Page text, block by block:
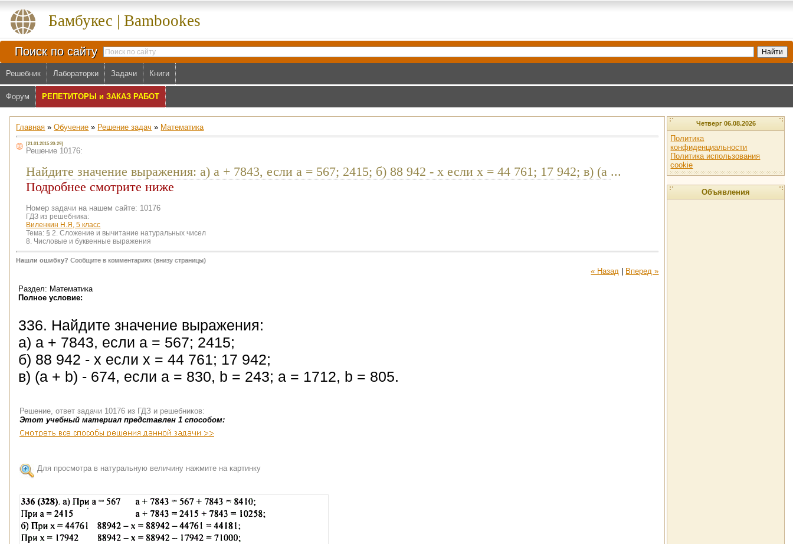
Бамбукес | Bambookes
Поиск по сайту
Решебник Лабораторки Задачи Книги
Форум РЕПЕТИТОРЫ и ЗАКАЗ РАБОТ
Главная »Обучение » Решение задач » Математика
[21.01.2015 20:29]
Решение 10176:
Найдите значение выражения: а) а + 7843, если a = 567; 2415; б) 88 942 - x если x = 44 761; 17 942; в) (a ...
Подробнее смотрите ниже
Номер задачи на нашем сайте: 10176
ГДЗ из решебника:
Виленкин Н.Я, 5 класс
Тема: § 2. Сложение и вычитание натуральных чисел
8. Числовые и буквенные выражения
Нашли ошибку? Сообщите в комментариях (внизу страницы)
« Назад
Вперед »
Раздел: Математика
Полное условие:
336. Найдите значение выражения:
а) а + 7843, если a = 567; 2415;
б) 88 942 - x если x = 44 761; 17 942;
в) (a + b) - 674, если a = 830, b = 243; a = 1712, b = 805.
Решение, ответ задачи 10176 из ГДЗ и решебников:
Этот учебный материал представлен 1 способом:
Для просмотра в натуральную величину нажмите на картинку
Четверг 06.08.2026
Политика
конфиденциальности
Политика использования
cookie
Объявления